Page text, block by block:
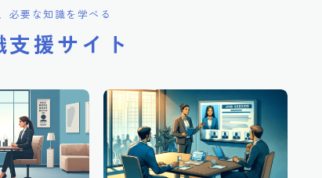
必要な知識を学べる
援サイト